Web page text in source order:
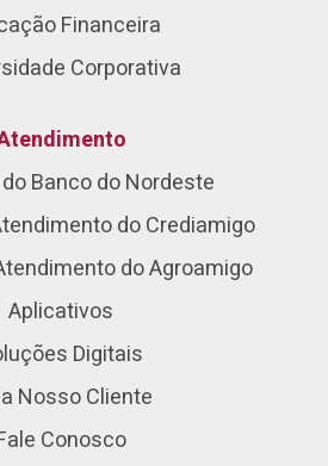
Financeira
Corporativa
Banco do Nordeste
do Crediamigo
do Agroamigo
Aplicativos
Digitais
Nosso Cliente
Conosco